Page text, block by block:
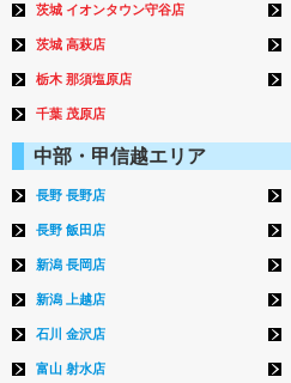
茨城 イオンタウン守谷店
茨城 高萩店
栃木 那須塩原店
千葉 茂原店
中部・甲信越エリア
長野 長野店
長野 飯田店
新潟 長岡店
新潟 上越店
石川 金沢店
富山 射水店